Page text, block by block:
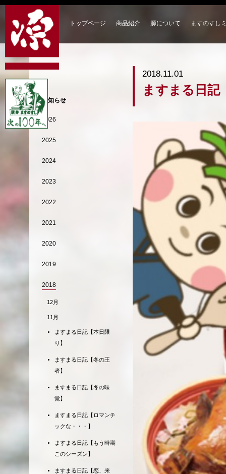
トップページ 商品紹介 源について ますのすし
2018.11.01
ますまる日記
お知らせ
2026
2025
2024
2023
2022
2021
2020
2019
2018
12月
11月
ますまる日記【本日限
り】
ますまる日記【冬の王
者】
ますまる日記【冬の味
覚】
ますまる日記【ロマンチ
ックな・・・】
ますまる日記【もう時期
このシーズン】
ますまる日記【恋、来